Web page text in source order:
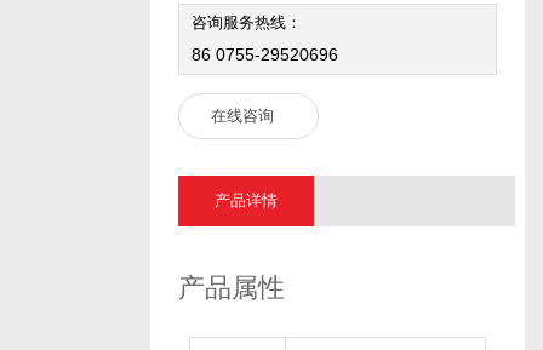
咨询服务热线：
86 0755-29520696
在线咨询
产品详情
产品属性